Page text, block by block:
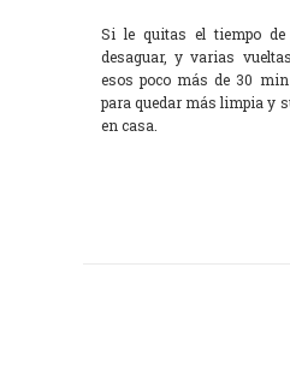
Si le quitas el tiempo de
desaguar, y varias
esos poco más de 30
para quedar más limpia y
en casa.